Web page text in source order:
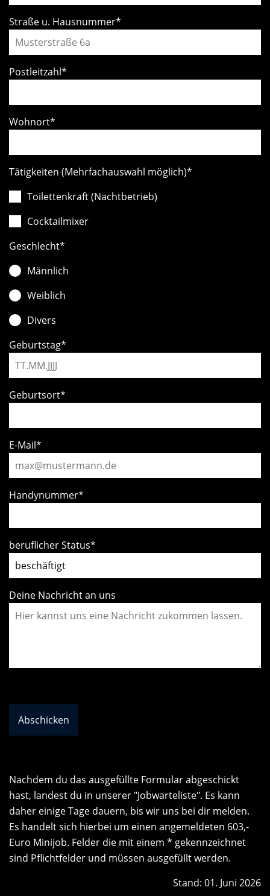
Straße u. Hausnummer*
Postleitzahl*
Wohnort*
Tätigkeiten (Mehrfachauswahl möglich)*
Toilettenkraft (Nachtbetrieb)
Cocktailmixer
Geschlecht*
Männlich
Weiblich
Divers
Geburtstag*
Geburtsort*
E-Mail*
Handynummer*
beruflicher Status*
Deine Nachricht an uns
Abschicken
Nachdem du das ausgefüllte Formular abgeschickt
hast, landest du in unserer "Jobwarteliste". Es kann
daher einige Tage dauern, bis wir uns bei dir melden.
Es handelt sich hierbei um einen angemeldeten 603,-
Euro Minijob. Felder die mit einem * gekennzeichnet
sind Pflichtfelder und müssen ausgefüllt werden.
Stand: 01. Juni 2026